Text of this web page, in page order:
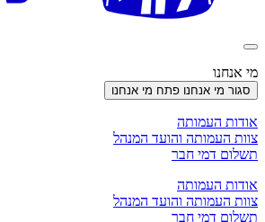
מי אנחנו
סגור מי אנחנו פתח מי אנחנו
אודות העמותה
צוות העמותה והועד המנהל
תשלום דמי חבר
אודות העמותה
צוות העמותה והועד המנהל
תשלום דמי חבר